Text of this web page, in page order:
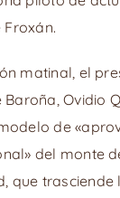
matinal, el
Baroña, Ovidio
de
del monte
que trasciende